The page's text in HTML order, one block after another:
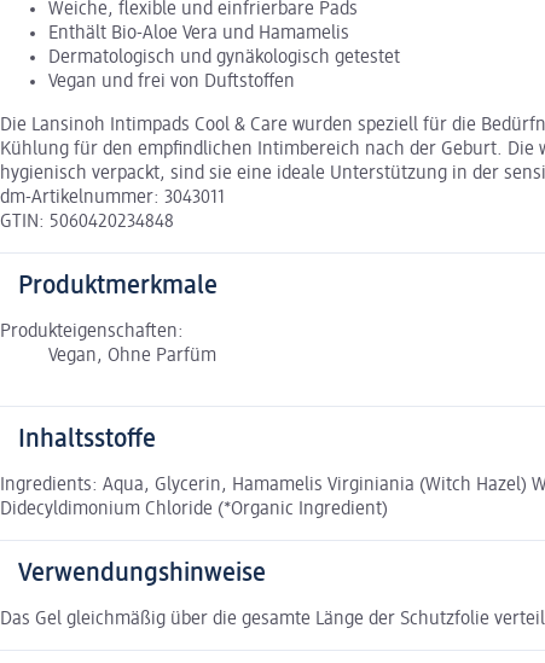
Weiche, flexible und einfrierbare Pads
Enthält Bio-Aloe Vera und Hamamelis
Dermatologisch und gynäkologisch getestet
Vegan und frei von Duftstoffen
Die Lansinoh Intimpads Cool & Care wurden speziell für die
Kühlung für den empfindlichen Intimbereich nach der Geburt.
hygienisch verpackt, sind sie eine ideale Unterstützung in der
dm-Artikelnummer: 3043011
GTIN: 5060420234848
Produktmerkmale
Produkteigenschaften:
Vegan, Ohne Parfüm
Inhaltsstoffe
Ingredients: Aqua, Glycerin, Hamamelis Virginiania (Witch Hazel)
Didecyldimonium Chloride (*Organic Ingredient)
Verwendungshinweise
Das Gel gleichmäßig über die gesamte Länge der Schutzfolie